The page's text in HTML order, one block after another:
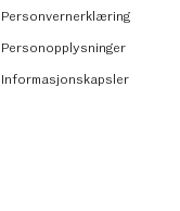
Personvernerklæring
Personopplysninger
Informasjonskapsler